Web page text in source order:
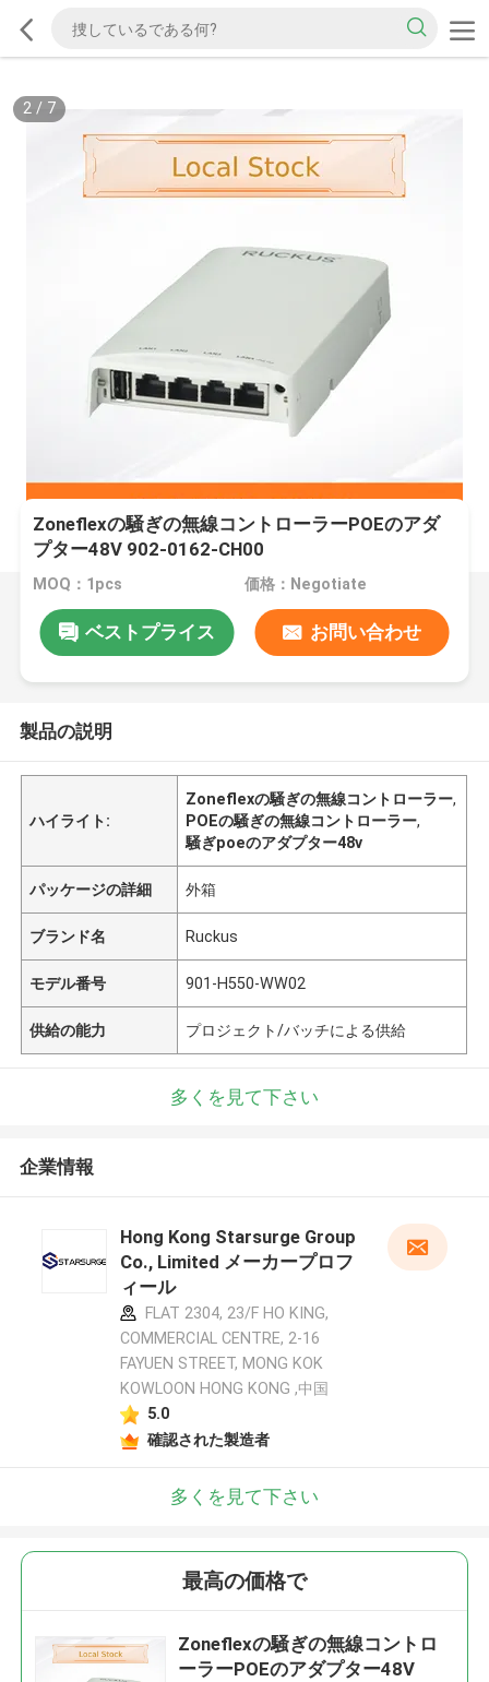
2/ 7
Zoneflexの騒ぎの無線コントローラーPOEのアダ
プター48V 902-0162-CH00
MOQ：1pcs 価格：Negotiate
ベストプライス お問い合わせ
製品の説明
ハイライト:
Zoneflexの騒ぎの無線コントローラー,
POEの騒ぎの無線コントローラー,
騒ぎpoeのアダプター48v
パッケージの詳細 外箱
ブランド名 Ruckus
モデル番号 901-H550-WW02
供給の能力 プロジェクト/バッチによる供給
多くを見て下さい
企業情報
Hong Kong Starsurge Group
Co., Limited メーカープロフ
ィール
FLAT 2304, 23/F HO KING,
COMMERCIAL CENTRE, 2-16
FAYUEN STREET, MONG KOK
KOWLOON HONG KONG ,中国
5.0
確認された製造者
多くを見て下さい
最高の価格で
Zoneflexの騒ぎの無線コントロ
ーラーPOEのアダプター48V